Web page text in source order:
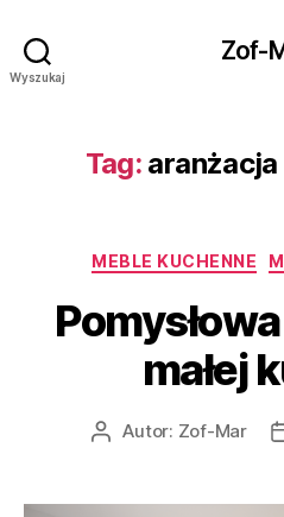
Wyszukaj
Zof-
Tag: aranżacja
MEBLE KUCHENNE
małej
AutorAutor: Zof-Mar